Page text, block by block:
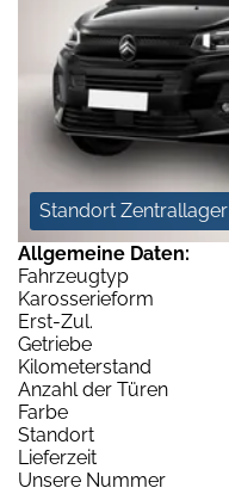
Standort Zentrallager
Allgemeine Daten:
Fahrzeugtyp
Karosserieform
Erst-Zul.
Getriebe
Kilometerstand
Anzahl der Türen
Farbe
Standort
Lieferzeit
Unsere Nummer